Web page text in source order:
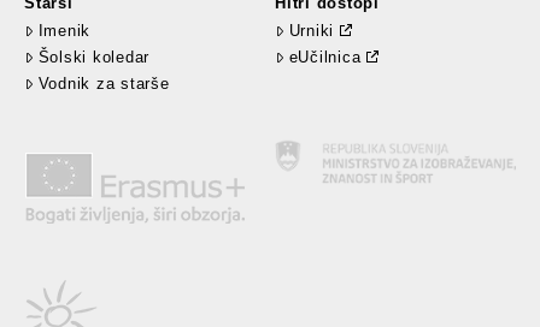
Imenik
Šolski koledar
Vodnik za starše
Urniki
eUčilnica